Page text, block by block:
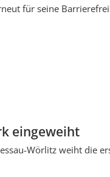
für seine
eingeweiht
Wörlitz weiht die